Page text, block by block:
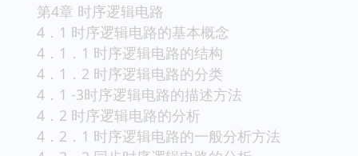
第4章 时序逻辑电路
4．1 时序逻辑电路的基本概念
4．1．1 时序逻辑电路的结构
4．1．2 时序逻辑电路的分类
4．1 -3时序逻辑电路的描述方法
4．2 时序逻辑电路的分析
4．2．1 时序逻辑电路的一般分析方法